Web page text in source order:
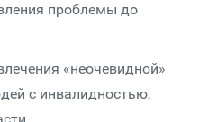
проблемы до
«неочевидной»
с инвалидностью,